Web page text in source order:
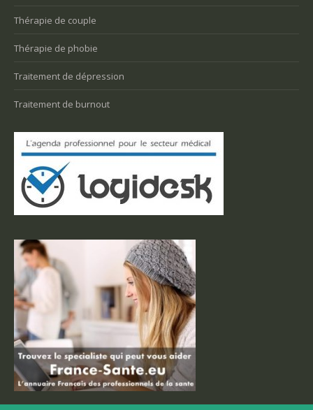
Thérapie de couple
Thérapie de phobie
Traitement de dépression
Traitement de burnout